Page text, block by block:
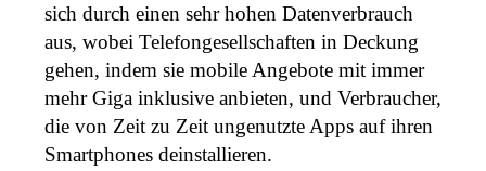
sich durch einen sehr hohen Datenverbrauch
aus, wobei Telefongesellschaften in Deckung
gehen, indem sie mobile Angebote mit immer
mehr Giga inklusive anbieten, und Verbraucher,
die von Zeit zu Zeit ungenutzte Apps auf ihren
Smartphones deinstallieren.